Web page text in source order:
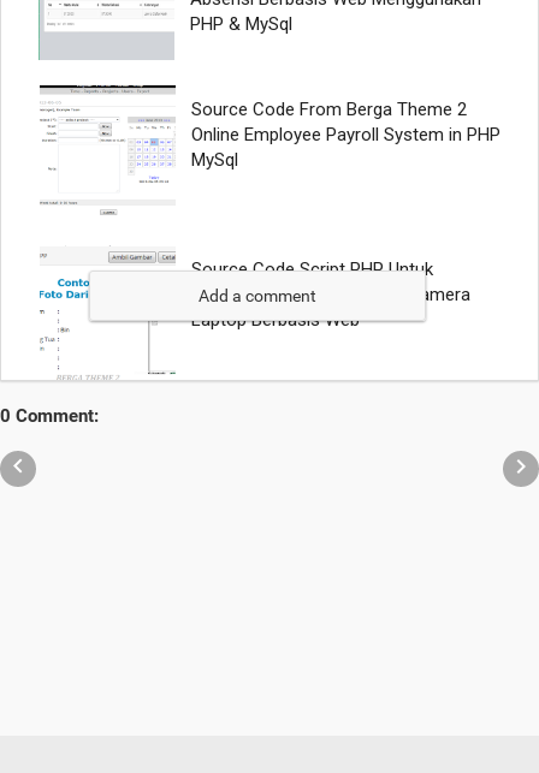
Add a comment
0 Comment:
 